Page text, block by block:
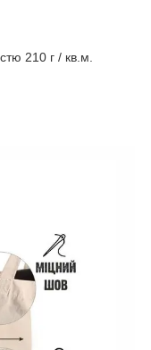
210 г / кв.м.